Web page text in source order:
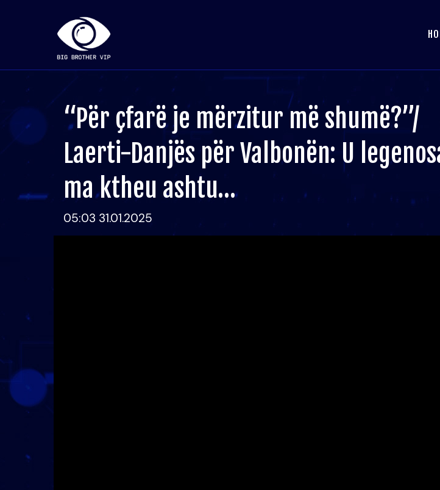
“Për çfarë je mërzitur më shumë?”/
Laerti-Danjës për Valbonën: U
ma ktheu ashtu…
05:03 31.01.2025